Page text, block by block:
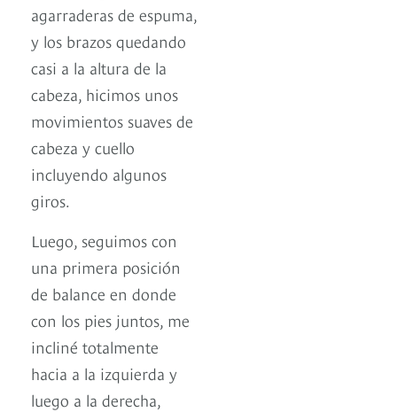
agarraderas de espuma,
y los brazos quedando
casi a la altura de la
cabeza, hicimos unos
movimientos suaves de
cabeza y cuello
incluyendo algunos
giros.
Luego, seguimos con
una primera posición
de balance en donde
con los pies juntos, me
incliné totalmente
hacia a la izquierda y
luego a la derecha,